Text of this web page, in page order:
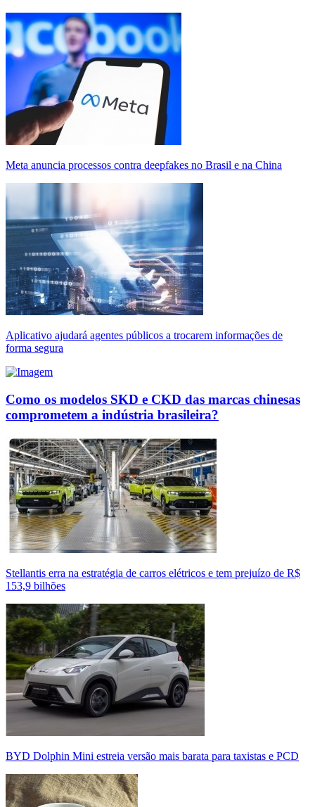
Meta anuncia processos contra deepfakes no Brasil e na China
Aplicativo ajudará agentes públicos a trocarem informações de
forma segura
Como os modelos SKD e CKD das marcas chinesas
comprometem a indústria brasileira?
Stellantis erra na estratégia de carros elétricos e tem prejuízo de R$
153,9 bilhões
BYD Dolphin Mini estreia versão mais barata para taxistas e PCD